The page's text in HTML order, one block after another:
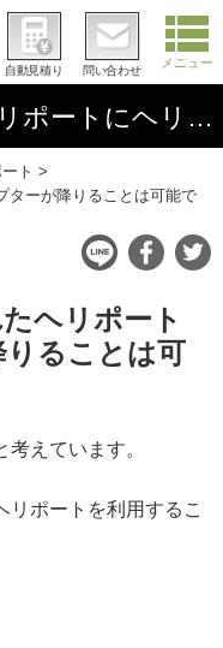
メニュー
問い合わせ
自動見積り
病院の上に設置されたヘリポートにヘリコプターが降りることは可能でしょうか。
ト
ターが降りることは可能で
ヘリポート
ることは可
えています。
リポートを利用するこ